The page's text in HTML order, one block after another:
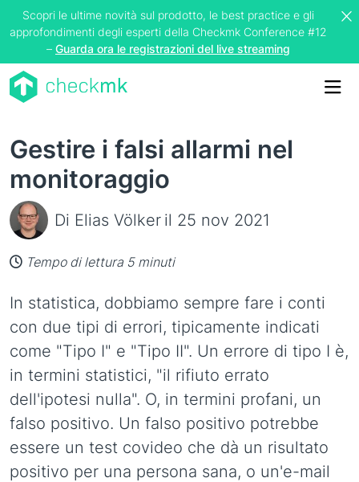
Scopri le ultime novità sul prodotto, le best practice e gli
approfondimenti degli esperti della Checkmk Conference #12
– Guarda ora le registrazioni del live streaming
Gestire i falsi allarmi nel
monitoraggio
Di Elias Völker il 25 nov 2021
Tempo di lettura 5 minuti
In statistica, dobbiamo sempre fare i conti
con due tipi di errori, tipicamente indicati
come "Tipo I" e "Tipo II". Un errore di tipo I è,
in termini statistici, "il rifiuto errato
dell'ipotesi nulla". O, in termini profani, un
falso positivo. Un falso positivo potrebbe
essere un test covideo che dà un risultato
positivo per una persona sana, o un'e-mail